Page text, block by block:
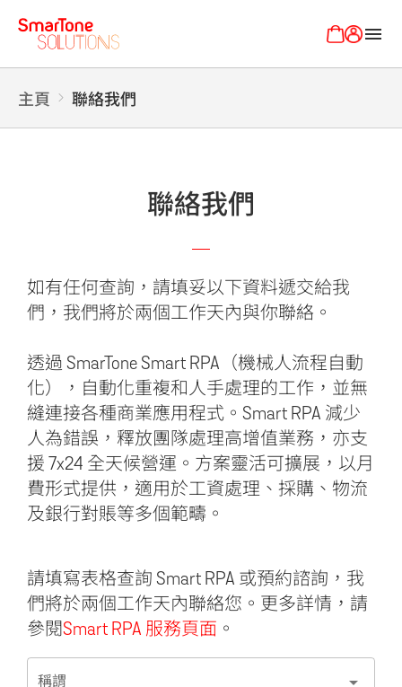
menu
主頁 聯絡我們
聯絡我們
如有任何查詢，請填妥以下資料遞交給我
們，我們將於兩個工作天內與你聯絡。
透過 SmarTone Smart RPA（機械人流程自動
化），自動化重複和人手處理的工作，並無
縫連接各種商業應用程式。Smart RPA 減少
人為錯誤，釋放團隊處理高增值業務，亦支
援 7x24 全天候營運。方案靈活可擴展，以月
費形式提供，適用於工資處理、採購、物流
及銀行對賬等多個範疇。
請填寫表格查詢 Smart RPA 或預約諮詢，我
們將於兩個工作天內聯絡您。更多詳情，請
參閱Smart RPA 服務頁面 。
稱謂 arrow_drop_down